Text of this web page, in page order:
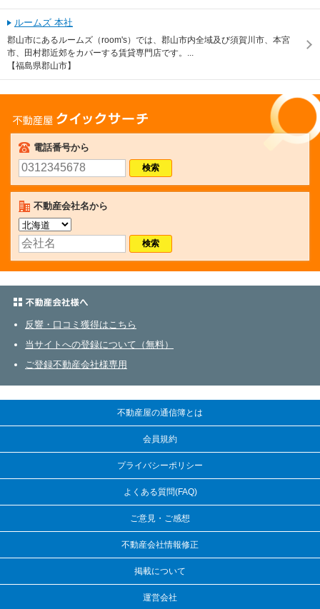
ルームズ 本社
郡山市にあるルームズ（room's）では、郡山市内全域及び須賀川市、本宮
市、田村郡近郊をカバーする賃貸専門店です。...
【福島県郡山市】
不動産屋クイックサーチ
電話番号から
不動産会社名から
反響・口コミ獲得はこちら
当サイトへの登録について（無料）
ご登録不動産会社様専用
不動産屋の通信簿とは
会員規約
プライバシーポリシー
よくある質問(FAQ)
ご意見・ご感想
不動産会社情報修正
掲載について
運営会社